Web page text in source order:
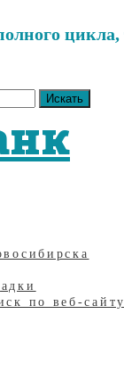
Искать
по веб-сайту